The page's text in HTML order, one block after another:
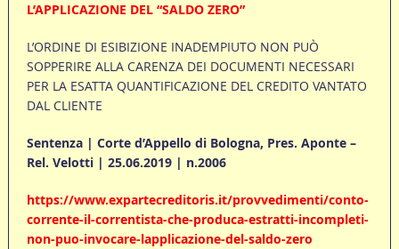
L’APPLICAZIONE DEL “SALDO ZERO”
L’ORDINE DI ESIBIZIONE INADEMPIUTO NON PUÒ
SOPPERIRE ALLA CARENZA DEI DOCUMENTI NECESSARI
PER LA ESATTA QUANTIFICAZIONE DEL CREDITO VANTATO
DAL CLIENTE
Sentenza | Corte d’Appello di Bologna, Pres. Aponte –
Rel. Velotti | 25.06.2019 | n.2006
https://www.expartecreditoris.it/provvedimenti/conto-
corrente-il-correntista-che-produca-estratti-incompleti-
non-puo-invocare-lapplicazione-del-saldo-zero